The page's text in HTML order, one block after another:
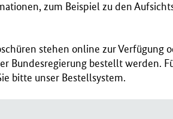
zum Beispiel zu den
stehen online zur Verfügung
Bundesregierung bestellt werden.
bitte unser Bestellsystem.